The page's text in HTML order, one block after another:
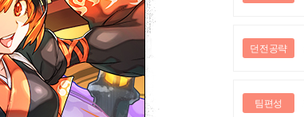
던전공략
팀편성